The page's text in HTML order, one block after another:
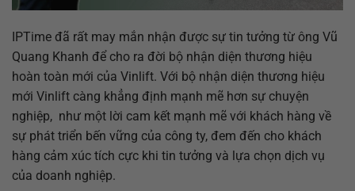
IPTime đã rất may mắn nhận được sự tin tưởng từ ông Vũ
Quang Khanh để cho ra đời bộ nhận diện thương hiệu
hoàn toàn mới của Vinlift. Với bộ nhận diện thương hiệu
mới Vinlift càng khẳng định mạnh mẽ hơn sự chuyện
nghiệp, như một lời cam kết mạnh mẽ với khách hàng về
sự phát triển bến vững của công ty, đem đến cho khách
hàng cảm xúc tích cực khi tin tưởng và lựa chọn dịch vụ
của doanh nghiệp.